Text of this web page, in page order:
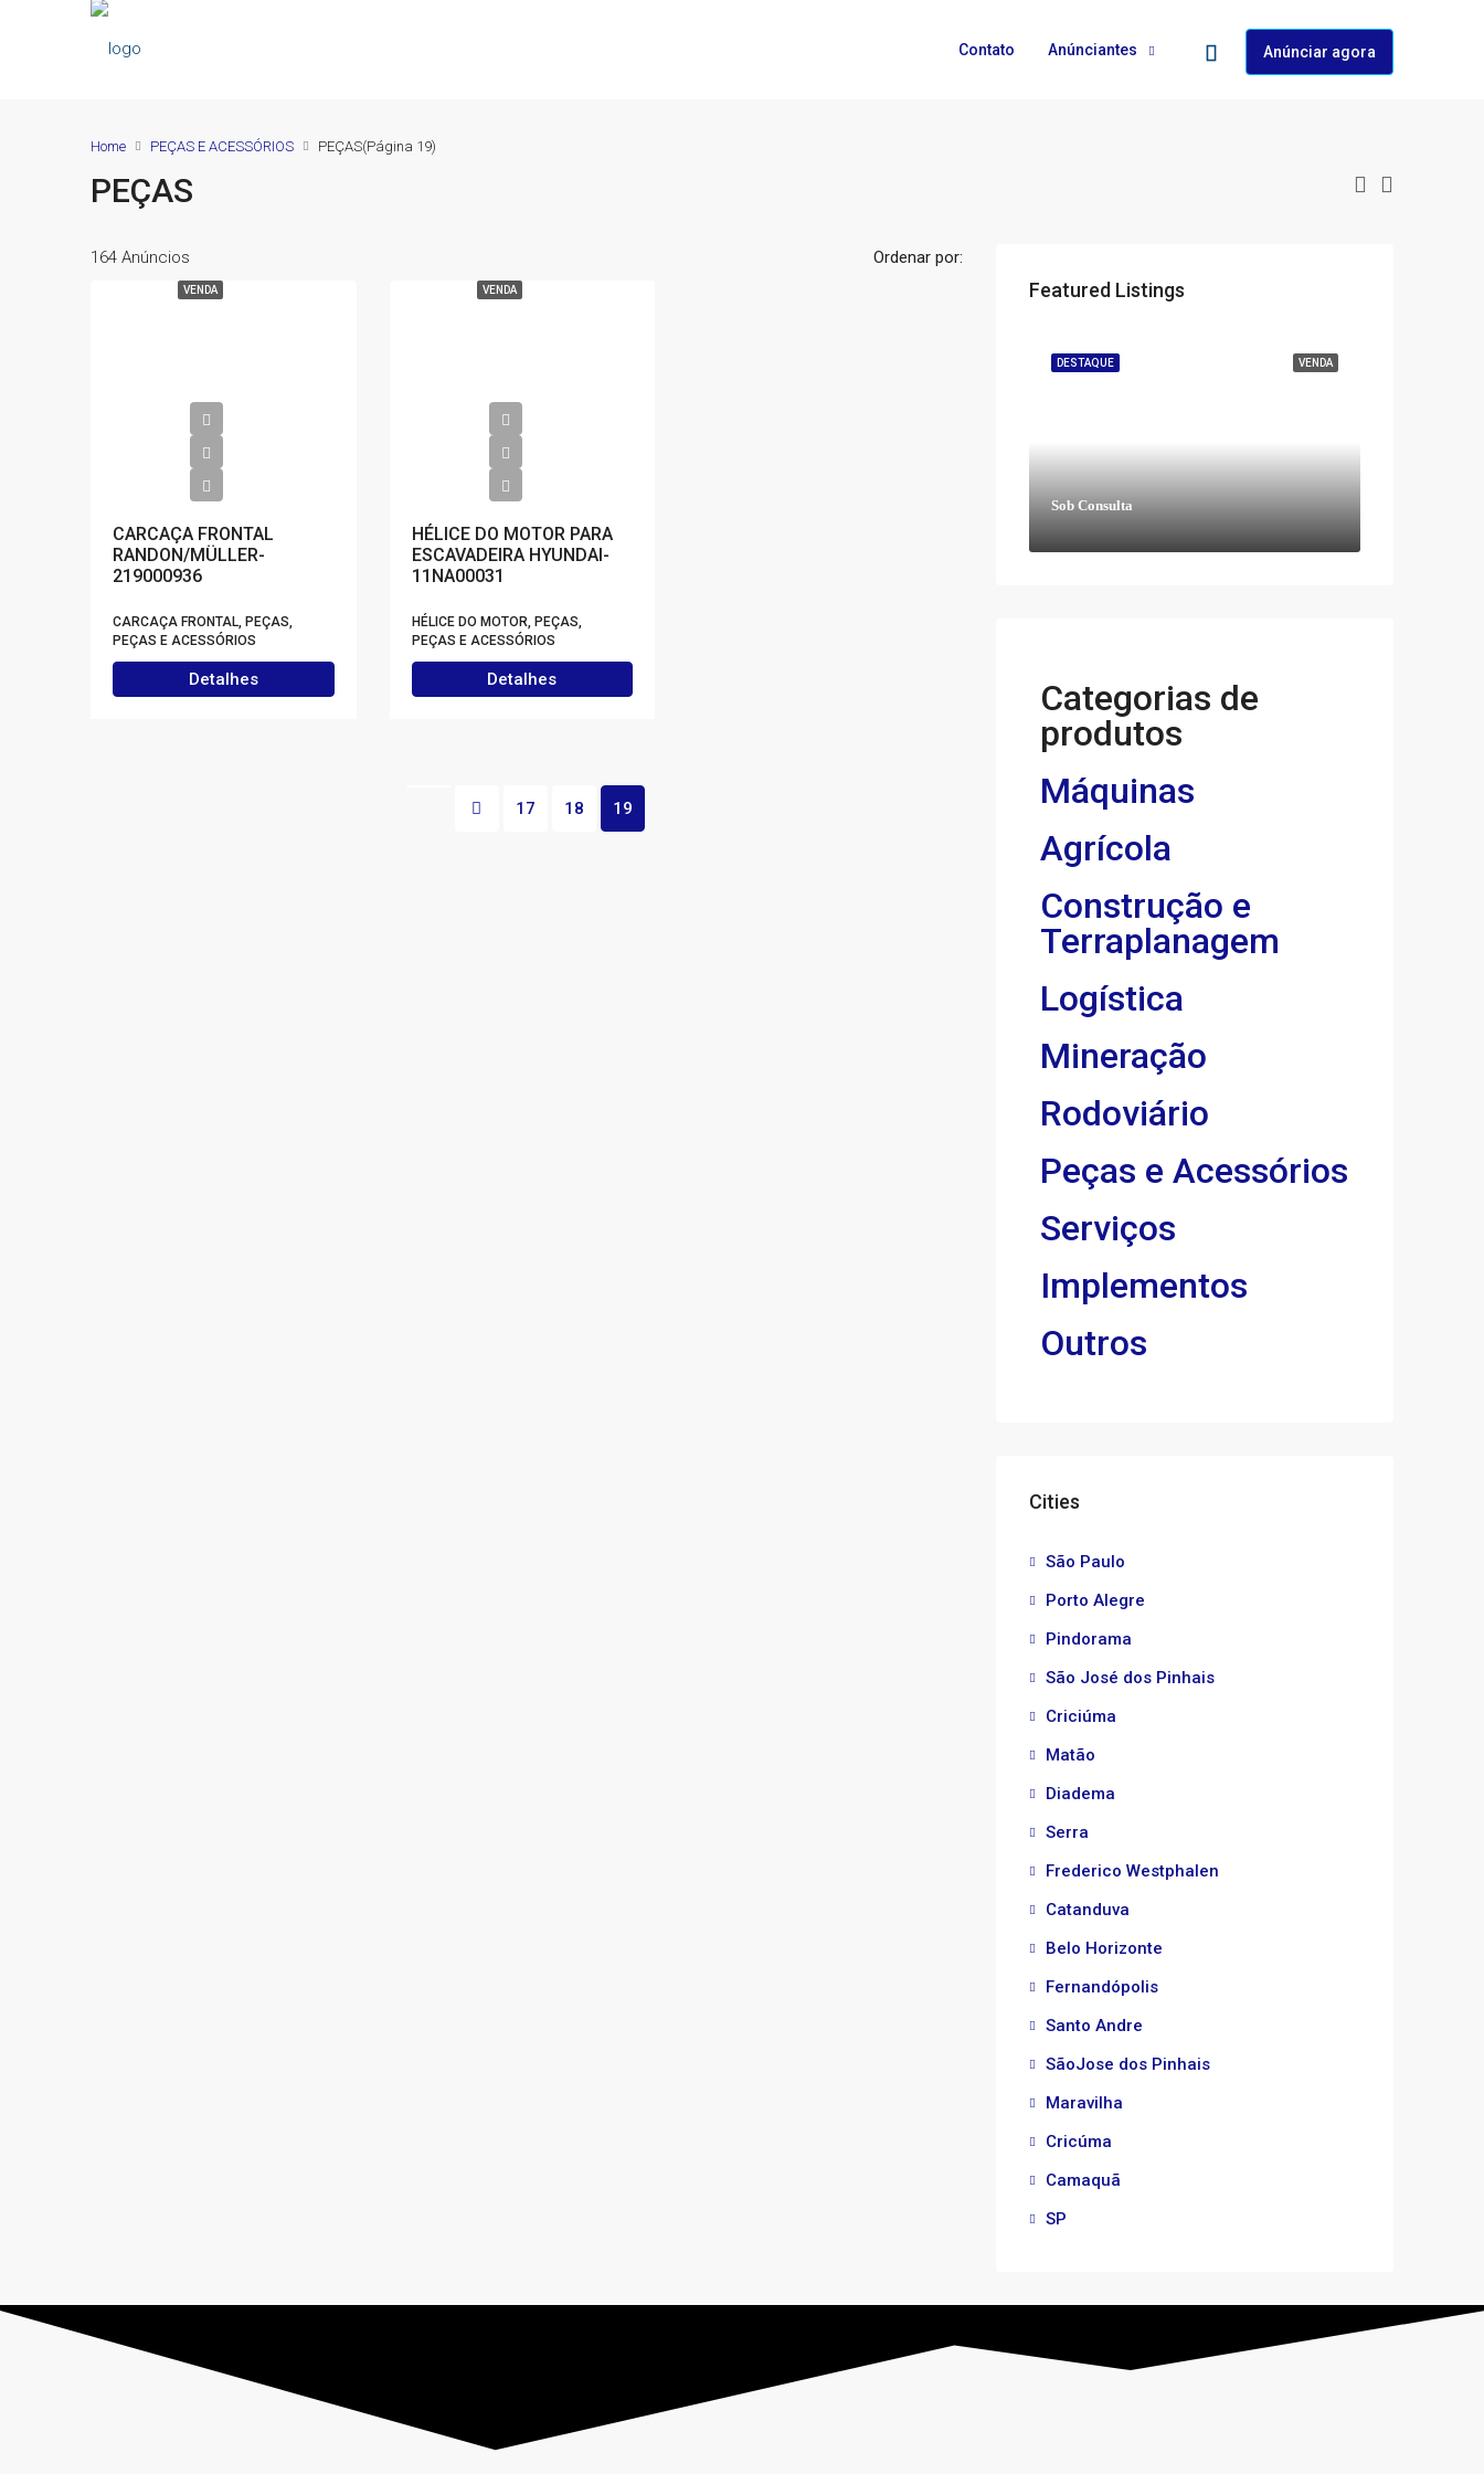
Contato Anúnciantes Anúnciar agora
Home PEÇAS E ACESSÓRIOS PEÇAS(Página 19)
PEÇAS
164 Anúncios Ordenar por:
VENDA
CARCAÇA FRONTAL
RANDON/MÜLLER-
219000936
CARCAÇA FRONTAL, PEÇAS,
PEÇAS E ACESSÓRIOS
Detalhes
VENDA
HÉLICE DO MOTOR PARA
ESCAVADEIRA HYUNDAI-
11NA00031
HÉLICE DO MOTOR, PEÇAS,
PEÇAS E ACESSÓRIOS
Detalhes
17 18 19
Featured Listings
VENDA
DESTAQUE
Sob Consulta
Categorias de
produtos
Máquinas
Agrícola
Construção e
Terraplanagem
Logística
Mineração
Rodoviário
Peças e Acessórios
Serviços
Implementos
Outros
Cities
São Paulo
Porto Alegre
Pindorama
São José dos Pinhais
Criciúma
Matão
Diadema
Serra
Frederico Westphalen
Catanduva
Belo Horizonte
Fernandópolis
Santo Andre
SãoJose dos Pinhais
Maravilha
Cricúma
Camaquã
SP